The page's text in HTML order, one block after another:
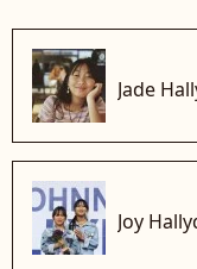
Jade
Joy